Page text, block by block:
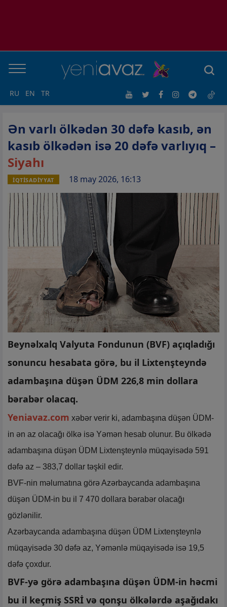
RU EN TR
Ən varlı ölkədən 30 dəfə kasıb, ən
kasıb ölkədən isə 20 dəfə varlıyıq –
Siyahı
İQTİSADİYYAT 18 may 2026, 16:13
Beynəlxalq Valyuta Fondunun (BVF) açıqladığı
sonuncu hesabata görə, bu il Lixtenşteyndə
adambaşına düşən ÜDM 226,8 min dollara
bərabər olacaq.
Yeniavaz.com xəbər verir ki, adambaşına düşən ÜDM-
in ən az olacağı ölkə isə Yəmən hesab olunur. Bu ölkədə
adambaşına düşən ÜDM Lixtenşteynlə müqayisədə 591
dəfə az – 383,7 dollar təşkil edir.
BVF-nin məlumatına görə Azərbaycanda adambaşına
düşən ÜDM-in bu il 7 470 dollara bərabər olacağı
gözlənilir.
Azərbaycanda adambaşına düşən ÜDM Lixtenşteynlə
müqayisədə 30 dəfə az, Yəmənlə müqayisədə isə 19,5
dəfə çoxdur.
BVF-yə görə adambaşına düşən ÜDM-in həcmi
bu il keçmiş SSRİ və qonşu ölkələrdə aşağıdakı